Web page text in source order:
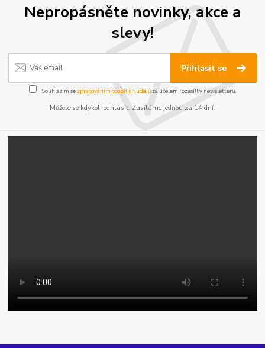
Nepropásněte novinky, akce a
slevy!
Přihlásit se
Souhlasím se zpracováním osobních údajůza účelem rozesílky newsletteru.
Můžete se kdykoli odhlásit. Zasíláme jednou za 14 dní.